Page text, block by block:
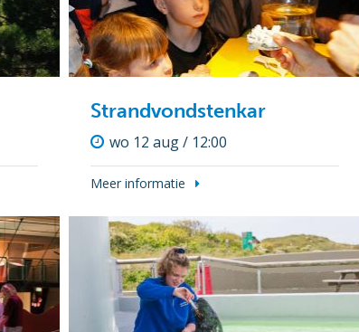
Strandvondstenkar
wo 12 aug / 12:00
Meer informatie